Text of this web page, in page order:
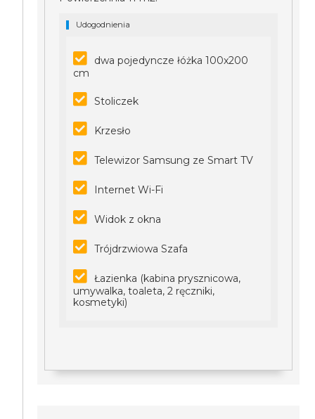
Udogodnienia
dwa pojedyncze łóżka 100x200
cm
Stoliczek
Krzesło
Telewizor Samsung ze Smart TV
Internet Wi-Fi
Widok z okna
Trójdrzwiowa Szafa
Łazienka (kabina prysznicowa,
umywalka, toaleta, 2 ręczniki,
kosmetyki)